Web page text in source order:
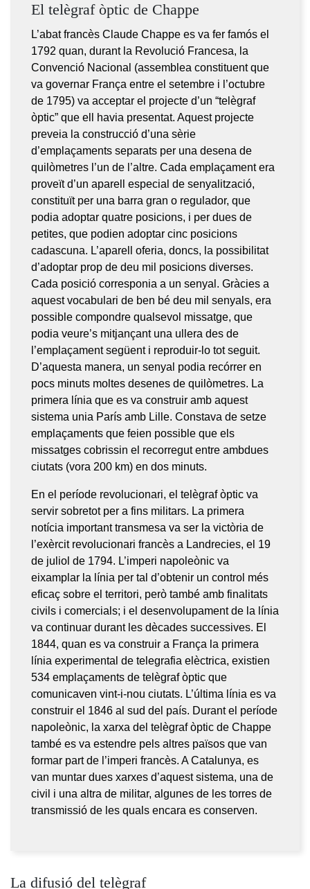
El telègraf òptic de Chappe
L’abat francès Claude Chappe es va fer famós el
1792 quan, durant la Revolució Francesa, la
Convenció Nacional (assemblea constituent que
va governar França entre el setembre i l’octubre
de 1795) va acceptar el projecte d’un “telègraf
òptic” que ell havia presentat. Aquest projecte
preveia la construcció d’una sèrie
d’emplaçaments separats per una desena de
quilòmetres l’un de l’altre. Cada emplaçament era
proveït d’un aparell especial de senyalització,
constituït per una barra gran o regulador, que
podia adoptar quatre posicions, i per dues de
petites, que podien adoptar cinc posicions
cadascuna. L’aparell oferia, doncs, la possibilitat
d’adoptar prop de deu mil posicions diverses.
Cada posició corresponia a un senyal. Gràcies a
aquest vocabulari de ben bé deu mil senyals, era
possible compondre qualsevol missatge, que
podia veure’s mitjançant una ullera des de
l’emplaçament següent i reproduir-lo tot seguit.
D’aquesta manera, un senyal podia recórrer en
pocs minuts moltes desenes de quilòmetres. La
primera línia que es va construir amb aquest
sistema unia París amb Lille. Constava de setze
emplaçaments que feien possible que els
missatges cobrissin el recorregut entre ambdues
ciutats (vora 200 km) en dos minuts.
En el període revolucionari, el telègraf òptic va
servir sobretot per a fins militars. La primera
notícia important transmesa va ser la victòria de
l’exèrcit revolucionari francès a Landrecies, el 19
de juliol de 1794. L’imperi napoleònic va
eixamplar la línia per tal d’obtenir un control més
eficaç sobre el territori, però també amb finalitats
civils i comercials; i el desenvolupament de la línia
va continuar durant les dècades successives. El
1844, quan es va construir a França la primera
línia experimental de telegrafia elèctrica, existien
534 emplaçaments de telègraf òptic que
comunicaven vint-i-nou ciutats. L’última línia es va
construir el 1846 al sud del país. Durant el període
napoleònic, la xarxa del telègraf òptic de Chappe
també es va estendre pels altres països que van
formar part de l’imperi francès. A Catalunya, es
van muntar dues xarxes d’aquest sistema, una de
civil i una altra de militar, algunes de les torres de
transmissió de les quals encara es conserven.
La difusió del telègraf